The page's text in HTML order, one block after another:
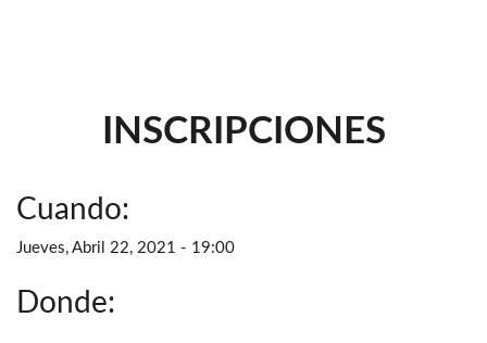
INSCRIPCIONES
Cuando:
Jueves, Abril 22, 2021 - 19:00
Donde: